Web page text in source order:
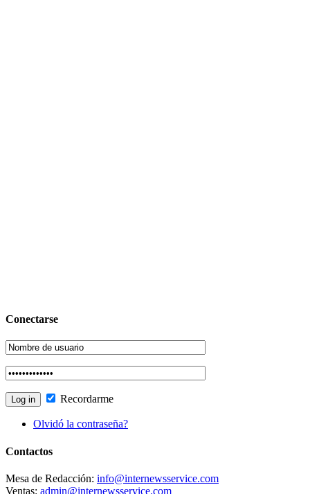
Conectarse
Recordarme
Olvidó la contraseña?
Contactos
Mesa de Redacción: info@internewsservice.com
Ventas: admin@internewsservice.com